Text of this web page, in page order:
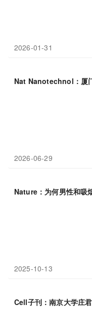
2026-01-31
Nat Nanotechnol：厦
2026-06-29
Nature：为何男性和吸
2025-10-13
Cell子刊：南京大学庄